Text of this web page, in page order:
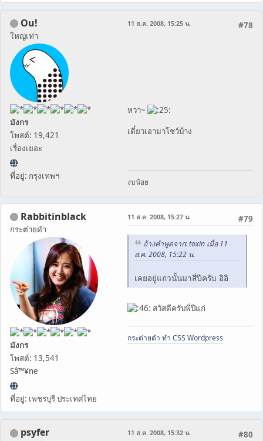
Ou!
ใหญ่เท่า
มังกร
โพสต์: 19,421
เรื่องเยอะ
ที่อยู่: กรุงเทพฯ
#78
11 ส.ค. 2008, 15:25 น.
หวา~
เดี๋ยวเอามาโชว์บ้าง
งบน้อย
Rabbitinblack
กระต่ายดำ
มังกร
โพสต์: 13,541
Sâ™¥ne
ที่อยู่: เพชรบุรี ประเทศไทย
#79
11 ส.ค. 2008, 15:27 น.
อ้างคำพูดจาก: toxin เมื่อ 11
ส.ค. 2008, 15:22 น.
เคยอยู่แถวนั้นมาสี่ปีครับ อิอิ
สวัสดีครับพี่ปีแก่
กระต่ายดำ ทำ CSS Wordpress
psyfer #80
11 ส.ค. 2008, 15:32 น.